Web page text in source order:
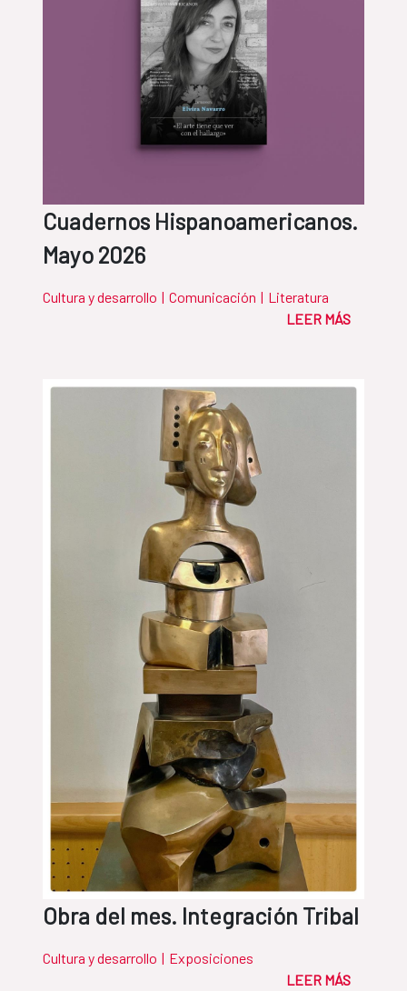
Cuadernos Hispanoamericanos.
Mayo 2026
Cultura y desarrollo | Comunicación | Literatura
LEER MÁS
Obra del mes. Integración Tribal
Cultura y desarrollo | Exposiciones
LEER MÁS